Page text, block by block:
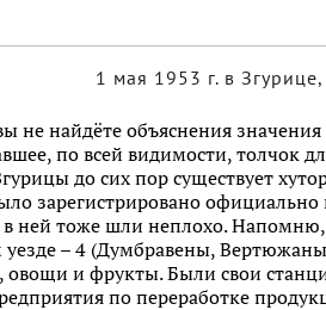
1 мая 1953 г. в
не найдёте объяснения
по всей видимости, толчок
до сих пор существует
зарегистрировано
в ней тоже шли неплохо. Напомню,
уезде – 4 (Думбравены,
овощи и фрукты. Были свои
по переработке